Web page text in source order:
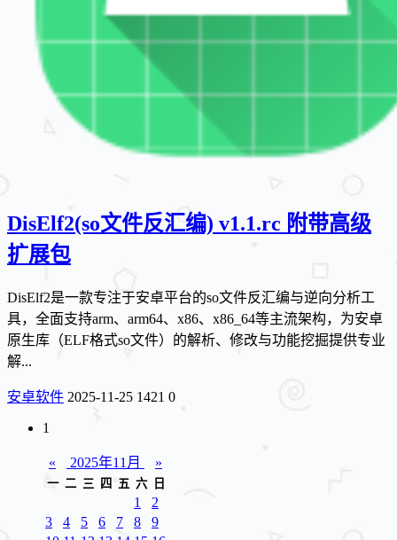
DisElf2(so文件反汇编) v1.1.rc 附带高级
扩展包
DisElf2是一款专注于安卓平台的so文件反汇编与逆向分析工
具，全面支持arm、arm64、x86、x86_64等主流架构，为安卓
原生库（ELF格式so文件）的解析、修改与功能挖掘提供专业
解...
安卓软件 2025-11-25 1421 0
1
« 2025年11月 »
一 二 三 四 五 六 日
1
2
3
4 5 6 7 8
9